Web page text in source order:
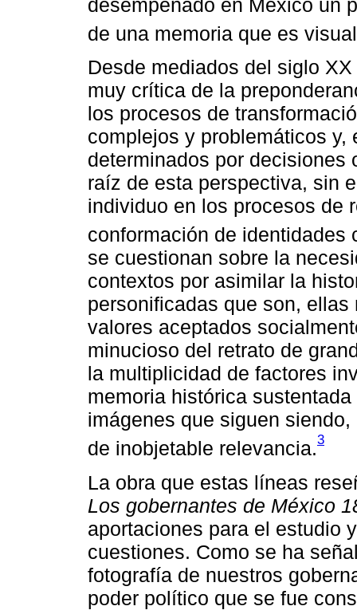
desempeñado en México un
de una memoria que es
Desde mediados del siglo
muy crítica de la
los procesos de
complejos y problemáticos y,
determinados por decisiones
raíz de esta perspectiva, sin
individuo en los procesos de
conformación de identidades
se cuestionan sobre la
contextos por asimilar la
personificadas que son,
valores aceptados
minucioso del retrato de
la multiplicidad de factores
memoria histórica
imágenes que siguen
de inobjetable relevancia.3
La obra que estas líneas
Los gobernantes de México
aportaciones para el estudio
cuestiones. Como se ha
fotografía de nuestros
poder político que se fue